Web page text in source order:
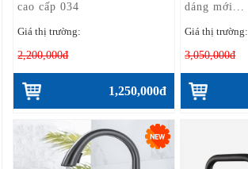
cao cấp 034
Giá thị trường:
2,200,000đ
1,250,000đ
dáng mới...
Giá thị trường:
3,050,000đ